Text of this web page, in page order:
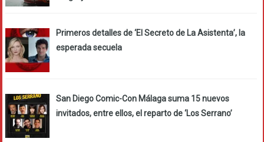
Primeros detalles de ‘El Secreto de La Asistenta’, la
esperada secuela
San Diego Comic-Con Málaga suma 15 nuevos
invitados, entre ellos, el reparto de ‘Los Serrano’